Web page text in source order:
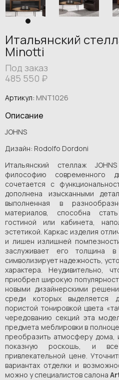
Итальянский
Minotti
Под заказ
485 550 ₽
Артикул: MNT1026
Описание
JOHNS
Дизайн: Rodolfo Dordoni
Итальянский стеллаж
философию современного
сочетается с
дополнена изысканными
выполненная в
материалов, способна
гостиной или кабинета,
эстетикой. Каркас изделия
и лишен излишней
заслуживает его толщина
символизирует надежность,
характера. Неудивительно,
приобрел широкую
новыми дизайнерскими
среди которых выделяется
пористой тонировкой цвета
чередованию секций эта
предмета меблировки в
преобразить атмосферу дома,
показную роскошь, и
привлекательной цене.
вариантах отделки и
можно у специалистов салона